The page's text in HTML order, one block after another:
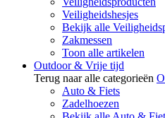
Veiligheidshesjes
Bekijk alle
Zakmessen
Toon alle artikelen
Outdoor & Vrije tijd
Terug naar alle categorieën
Auto & Fiets
Zadelhoezen